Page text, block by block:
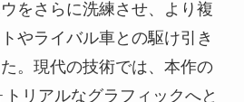
をさらに洗練させ、より複
やライバル車との駆け引き
。現代の技術では、本作の
リアルなグラフィックへと